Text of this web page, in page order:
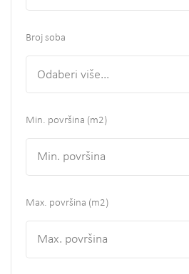
Broj soba
Odaberi više...
Min. površina (m2)
Max. površina (m2)